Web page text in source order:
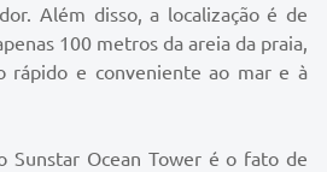
Além disso, a localização é de
100 metros da areia da praia,
rápido e conveniente ao mar e à
Sunstar Ocean Tower é o fato de